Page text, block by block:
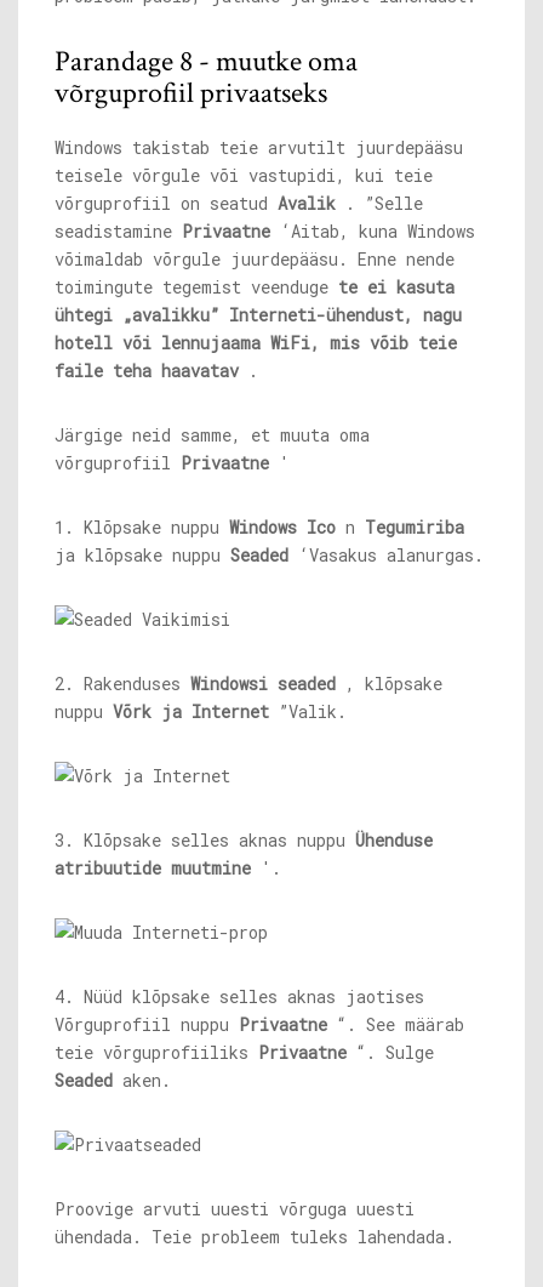
Parandage 8 - muutke oma
võrguprofiil privaatseks
Windows takistab teie arvutilt juurdepääsu
teisele võrgule või vastupidi, kui teie
võrguprofiil on seatud Avalik . ”Selle
seadistamine Privaatne ‘Aitab, kuna Windows
võimaldab võrgule juurdepääsu. Enne nende
toimingute tegemist veenduge te ei kasuta
ühtegi „avalikku” Interneti-ühendust, nagu
hotell või lennujaama WiFi, mis võib teie
faile teha haavatav .
Järgige neid samme, et muuta oma
võrguprofiil Privaatne '
1. Klõpsake nuppu Windows Ico n Tegumiriba
ja klõpsake nuppu Seaded ‘Vasakus alanurgas.
2. Rakenduses Windowsi seaded , klõpsake
nuppu Võrk ja Internet ”Valik.
3. Klõpsake selles aknas nuppu Ühenduse
atribuutide muutmine '.
4. Nüüd klõpsake selles aknas jaotises
Võrguprofiil nuppu Privaatne “. See määrab
teie võrguprofiiliks Privaatne “. Sulge
Seaded aken.
Proovige arvuti uuesti võrguga uuesti
ühendada. Teie probleem tuleks lahendada.